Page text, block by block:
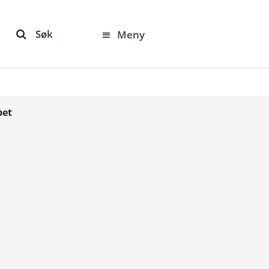
Søk Meny